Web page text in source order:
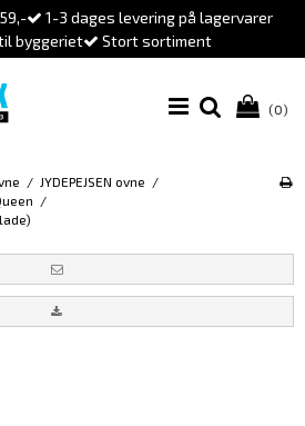
1-3 dages levering på lagervarer
byggeriet
Stort sortiment
(0)
/ JYDEPEJSEN ovne /
/